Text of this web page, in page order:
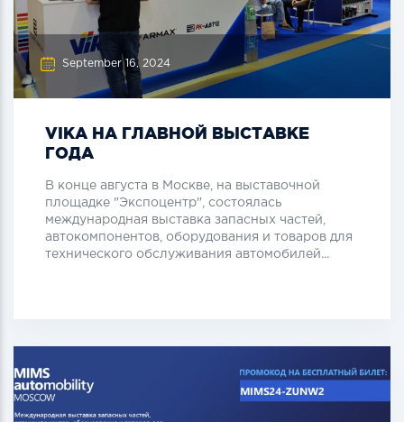
September 16, 2024
VIKA НА ГЛАВНОЙ ВЫСТАВКЕ
ГОДА
В конце августа в Москве, на выставочной
площадке "Экспоцентр", состоялась
международная выставка запасных частей,
автокомпонентов, оборудования и товаров для
технического обслуживания автомобилей...